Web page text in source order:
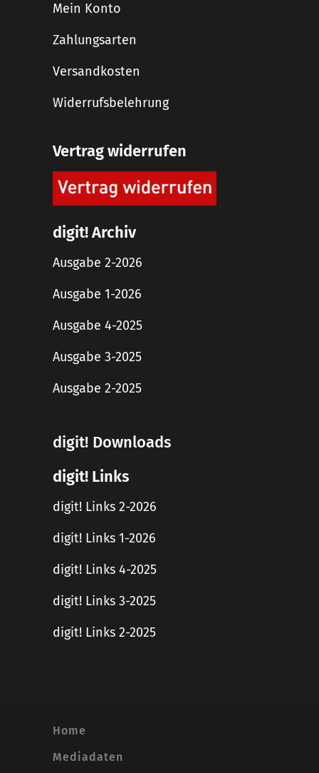
Mein Konto
Zahlungsarten
Versandkosten
Widerrufsbelehrung
Vertrag widerrufen
digit! Archiv
Ausgabe 2-2026
Ausgabe 1-2026
Ausgabe 4-2025
Ausgabe 3-2025
Ausgabe 2-2025
digit! Downloads
digit! Links
digit! Links 2-2026
digit! Links 1-2026
digit! Links 4-2025
digit! Links 3-2025
digit! Links 2-2025
Home
Mediadaten